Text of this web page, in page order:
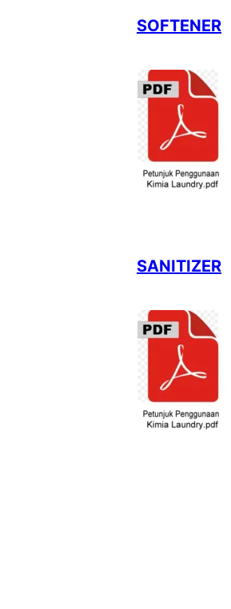
SOFTENER
SANITIZER